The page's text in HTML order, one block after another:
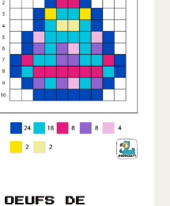
DE